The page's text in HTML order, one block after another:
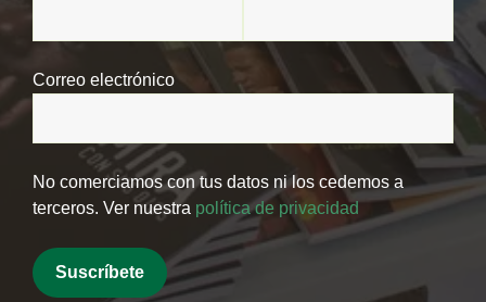
Correo electrónico
No comerciamos con tus datos ni los cedemos a
terceros. Ver nuestra política de privacidad